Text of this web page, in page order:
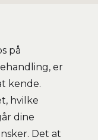
på
er
kende.
hvilke
dine
Det at